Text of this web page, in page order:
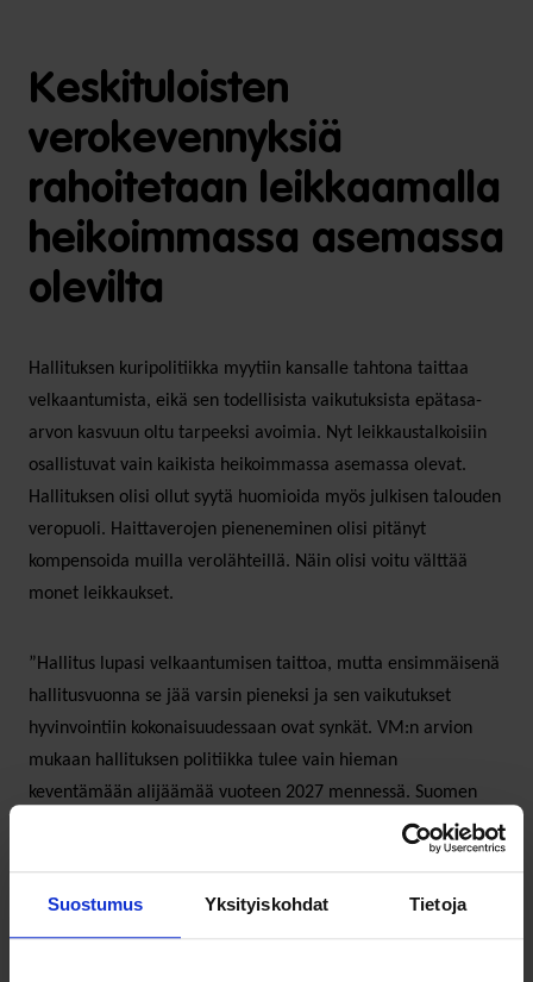
Suostumus Yksityiskohdat Tietoja
Keskituloisten
verokevennyksiä
rahoitetaan leikkaamalla
heikoimmassa asemassa
olevilta
Hallituksen kuripolitiikka myytiin kansalle tahtona taittaa
velkaantumista, eikä sen todellisista vaikutuksista epätasa-
arvon kasvuun oltu tarpeeksi avoimia. Nyt leikkaustalkoisiin
osallistuvat vain kaikista heikoimmassa asemassa olevat.
Hallituksen olisi ollut syytä huomioida myös julkisen talouden
veropuoli. Haittaverojen pieneneminen olisi pitänyt
kompensoida muilla verolähteillä. Näin olisi voitu välttää
monet leikkaukset.
”Hallitus lupasi velkaantumisen taittoa, mutta ensimmäisenä
hallitusvuonna se jää varsin pieneksi ja sen vaikutukset
hyvinvointiin kokonaisuudessaan ovat synkät. VM:n arvion
mukaan hallituksen politiikka tulee vain hieman
keventämään alijäämää vuoteen 2027 mennessä. Suomen
kokonaisveroaste laskee neljän seuraavan vuoden aikana.
Tämä verojen kevennys rahoitetaan heikoimmassa asemassa